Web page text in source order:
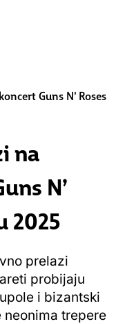
Guns N’ Roses
na
N’
2025
prelazi
probijaju
i bizantski
trepere